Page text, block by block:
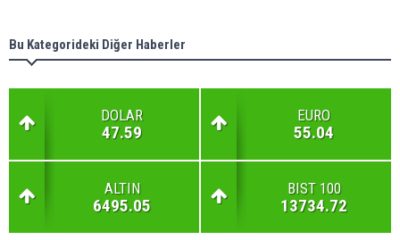
Bu Kategorideki Diğer Haberler
DOLAR
47.59
EURO
55.04
ALTIN
6495.05
BIST 100
13734.72